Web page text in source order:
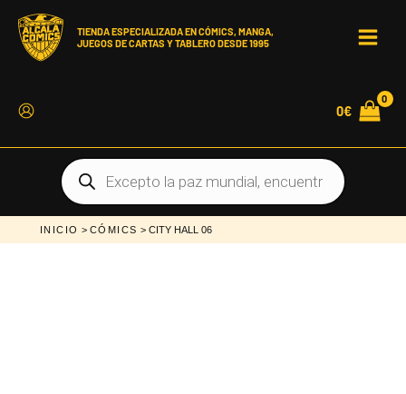
contenido
TIENDA ESPECIALIZADA EN CÓMICS, MANGA,
JUEGOS DE CARTAS Y TABLERO DESDE 1995
0€
Búsqueda
de
productos
INICIO > CÓMICS > CITY HALL 06